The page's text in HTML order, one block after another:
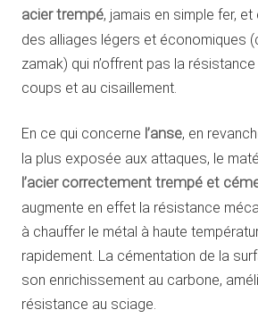
acier trempé, jamais en simple fer,
des alliages légers et économiques
zamak) qui n’offrent pas la
coups et au cisaillement.
En ce qui concerne l’anse, en
la plus exposée aux attaques, le
l’acier correctement trempé et
augmente en effet la résistance
à chauffer le métal à haute
rapidement. La cémentation de la
son enrichissement au carbone,
résistance au sciage.